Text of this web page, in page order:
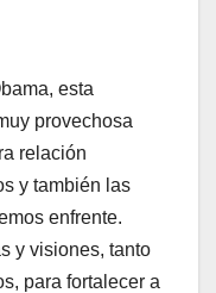
esta
provechosa
relación
y también las
enfrente.
y visiones, tanto
para fortalecer a